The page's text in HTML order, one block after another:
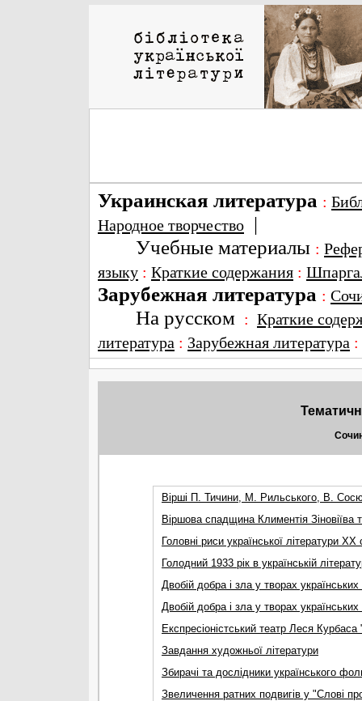
Украинская литература :
Народное творчество |
Учебные материалы :
языку : Краткие содержания :
Зарубежная литература :
На русском : Краткие
литература : Зарубежная литература
Вірші П. Тичини, М. Рильського, В.
Віршова спадщина Климентія Зіновіїва
Головні риси української літератури XX
Голодний 1933 рiк в українськiй
Двобiй добра i зла у творах
Двобій добра і зла у творах
Експресіоністський театр Леся
Завдання художньої літератури
Збирачі та дослідники українського
Звеличення ратних подвигів у "Слові